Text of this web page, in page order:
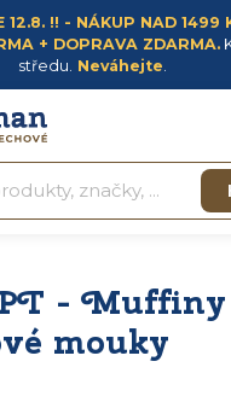
12.8. !! - NÁKUP NAD 1499
+ DOPRAVA ZDARMA.
středu. Neváhejte.
- Muffiny
mouky